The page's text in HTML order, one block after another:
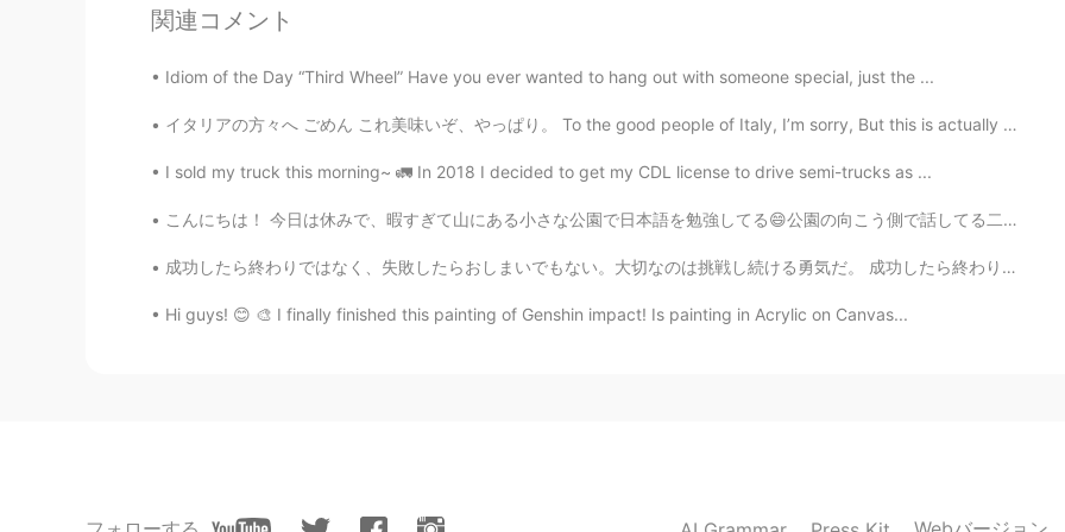
関連コメント
Idiom of the Day “Third Wheel” Have you ever wanted to hang out with someone special, just the ...
イタリアの方々へ ごめん これ美味いぞ、やっぱり。 To the good people of Italy, I’m sorry, But this is actually really go...
I sold my truck this morning~ 🚛 In 2018 I decided to get my CDL license to drive semi-trucks as ...
こんにちは！ 今日は休みで、暇すぎて山にある小さな公園で日本語を勉強してる😄公園の向こう側で話してる二人のおじいちゃんと一人のおばあちゃんがおる。 盗み聞きをしてるつもりはないけど、年寄りの人...
成功したら終わりではなく、失敗したらおしまいでもない。大切なのは挑戦し続ける勇気だ。 成功したら終わりではなく、失敗したらおしまいでもない。大切なのは挑戦し続ける勇気だ 本当にそうだと思う。こ...
Hi guys! 😊 🎨 I finally finished this painting of Genshin impact! Is painting in Acrylic on Canvas...